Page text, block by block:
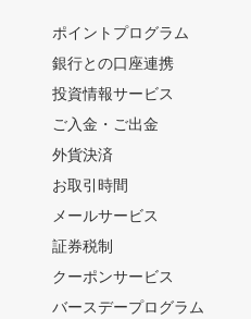
ポイントプログラム
銀行との口座連携
投資情報サービス
ご入金・ご出金
外貨決済
お取引時間
メールサービス
証券税制
クーポンサービス
バースデープログラム